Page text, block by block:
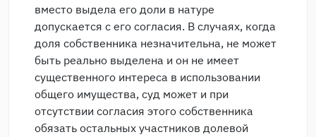
вместо выдела его доли в натуре
допускается с его согласия. В случаях, когда
доля собственника незначительна, не может
быть реально выделена и он не имеет
существенного интереса в использовании
общего имущества, суд может и при
отсутствии согласия этого собственника
обязать остальных участников долевой